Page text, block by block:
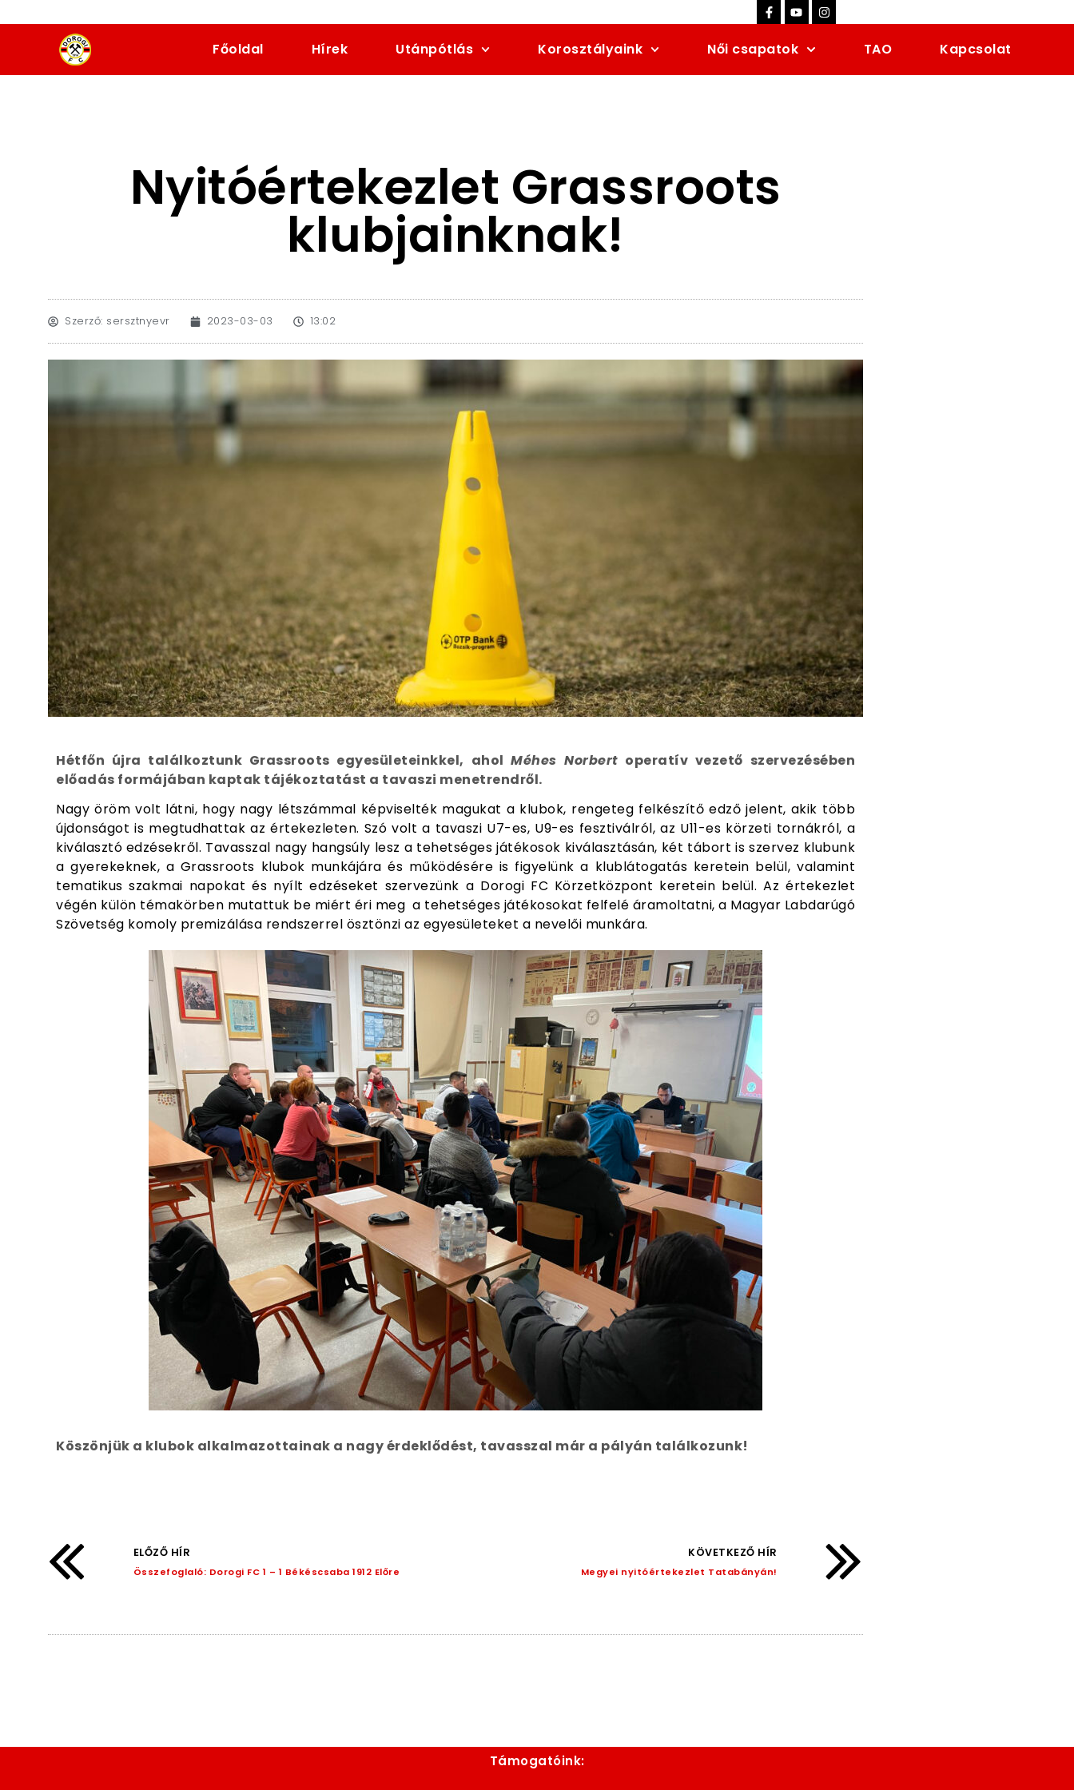
Főoldal Hírek Utánpótlás Korosztályaink Női csapatok TAO Kapcsolat
Nyitóértekezlet Grassroots
klubjainknak!
Szerző: sersztnyevr 2023-03-03 13:02
Hétfőn újra találkoztunk Grassroots egyesületeinkkel, aholMéhes Norbert operatív vezető szervezésében
előadás formájában kaptak tájékoztatást a tavaszi menetrendről.
Nagy öröm volt látni, hogy nagy létszámmal képviselték magukat a klubok, rengeteg felkészítő edző jelent, akik több
újdonságot is megtudhattak az értekezleten. Szó volt a tavaszi U7-es, U9-es fesztiválról, az U11-es körzeti tornákról, a
kiválasztó edzésekről. Tavasszal nagy hangsúly lesz a tehetséges játékosok kiválasztásán, két tábort is szervez klubunk
a gyerekeknek, a Grassroots klubok munkájára és működésére is figyelünk a klublátogatás keretein belül, valamint
tematikus szakmai napokat és nyílt edzéseket szervezünk a Dorogi FC Körzetközpont keretein belül. Az értekezlet
végén külön témakörben mutattuk be miért éri meg a tehetséges játékosokat felfelé áramoltatni, a Magyar Labdarúgó
Szövetség komoly premizálása rendszerrel ösztönzi az egyesületeket a nevelői munkára.
Köszönjük a klubok alkalmazottainak a nagy érdeklődést, tavasszal már a pályán találkozunk!
ELŐZŐ HÍR
Összefoglaló: Dorogi FC 1 – 1 Békéscsaba 1912 Előre
KÖVETKEZŐ HÍR
Megyei nyitóértekezlet Tatabányán!
Támogatóink: